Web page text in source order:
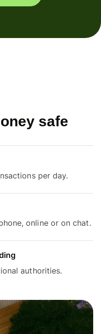
safe
per day.
online or on chat.
authorities.